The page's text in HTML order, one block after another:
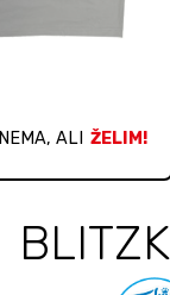
NEMA, ALI ŽELIM!